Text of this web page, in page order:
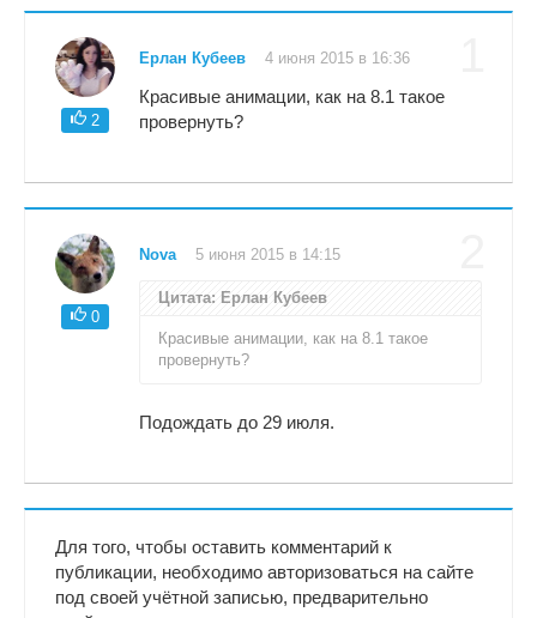
2
Ерлан Кубеев 4 июня 2015 в 16:36
Красивые анимации, как на 8.1 такое
провернуть?
0
Nova 5 июня 2015 в 14:15
Цитата: Ерлан Кубеев
Красивые анимации, как на 8.1 такое
провернуть?
Подождать до 29 июля.
Для того, чтобы оставить комментарий к
публикации, необходимо авторизоваться на сайте
под своей учётной записью, предварительно